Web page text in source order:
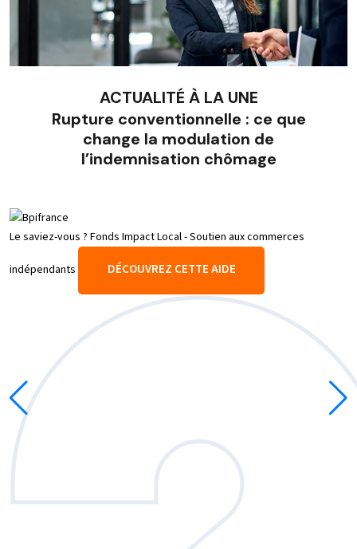
ACTUALITÉ À LA UNE
Rupture conventionnelle : ce que
change la modulation de
l’indemnisation chômage
Le saviez-vous ? Fonds Impact Local - Soutien aux commerces
indépendants DÉCOUVREZ CETTE AIDE